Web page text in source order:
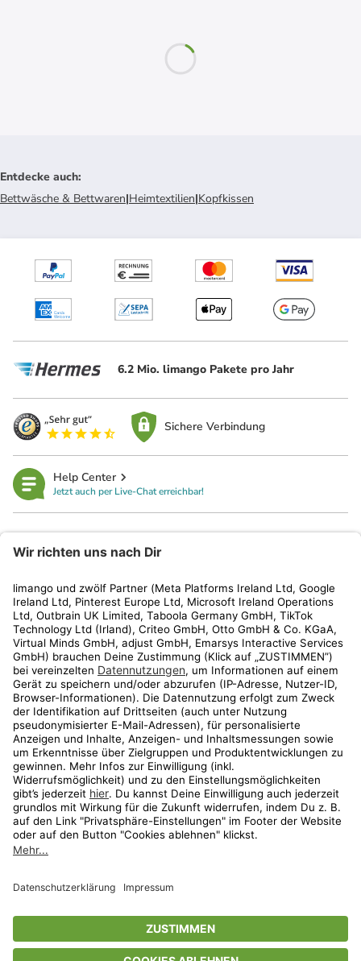
Entdecke auch:
Bettwäsche & Bettwaren|Heimtextilien|Kopfkissen
6.2 Mio. limango Pakete pro Jahr
Sichere Verbindung
Help Center
Jetzt auch per Live-Chat erreichbar!
Kundenservice
Shop
Aktionen
Travel
* Streichpreise entsprechen der unverbindlichen Preisempfehlung des
Herstellers. Prozentangaben beziehen sich auf den Streichpreis.